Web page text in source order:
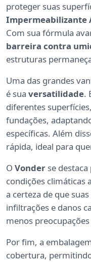
proteger suas
Impermeabilizante
Com sua fórmula
barreira contra
estruturas
Uma das grandes
é sua versatilidade.
diferentes
fundações,
específicas. Além
rápida, ideal para
O Vonder se
condições climáticas
a certeza de que
infiltrações e danos
menos
Por fim, a
cobertura,